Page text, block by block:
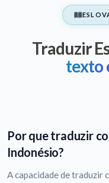
Traduzir
texto
Por que traduzir
Indonésio?
A capacidade de traduzir